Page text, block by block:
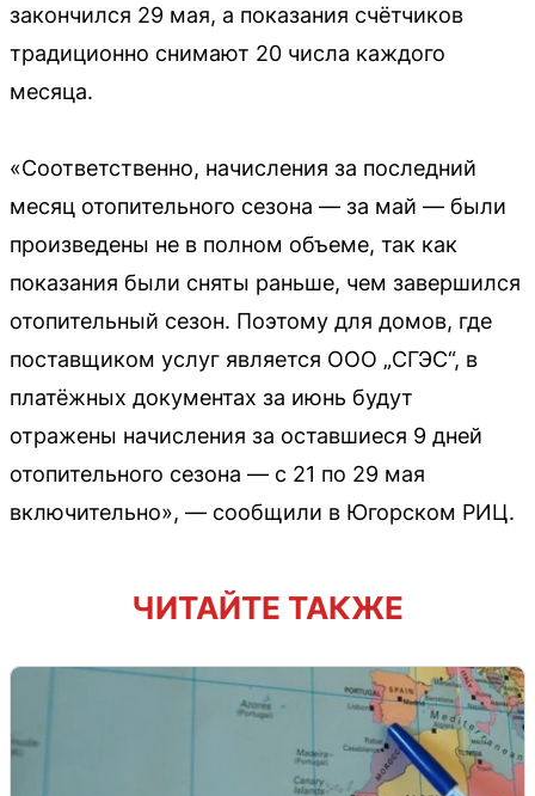
закончился 29 мая, а показания счётчиков
традиционно снимают 20 числа каждого
месяца.
«Соответственно, начисления за последний
месяц отопительного сезона — за май — были
произведены не в полном объеме, так как
показания были сняты раньше, чем завершился
отопительный сезон. Поэтому для домов, где
поставщиком услуг является ООО „СГЭС“, в
платёжных документах за июнь будут
отражены начисления за оставшиеся 9 дней
отопительного сезона — с 21 по 29 мая
включительно», — сообщили в Югорском РИЦ.
ЧИТАЙТЕ ТАКЖЕ